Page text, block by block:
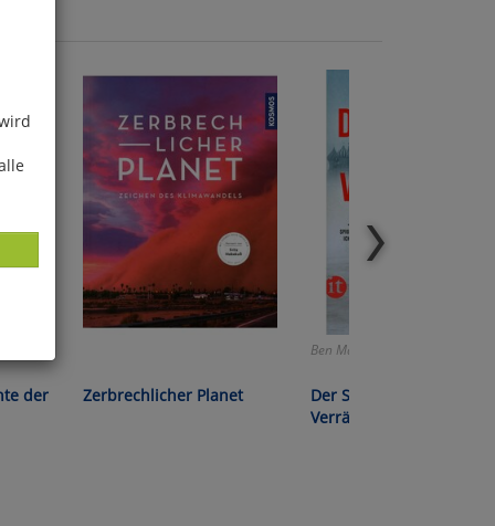
der
Zerbrechlicher Planet
Ben Macintyre:
Der Spion und der
Verräter